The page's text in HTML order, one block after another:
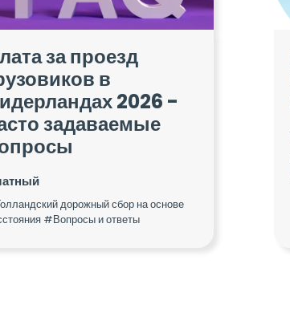
за проезд
в
2026 -
задаваемые
дорожный сбор на основе
#Вопросы и ответы